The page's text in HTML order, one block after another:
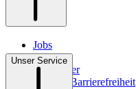
Jobs
Filialen
Newsletter
Digitale Barrierefreiheit
Unser Service